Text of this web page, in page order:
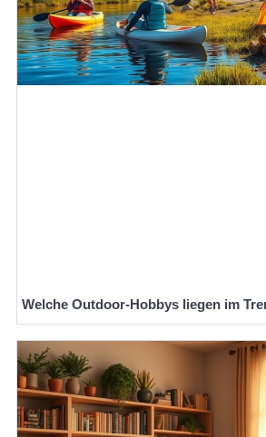
Welche Outdoor-Hobbys liegen im